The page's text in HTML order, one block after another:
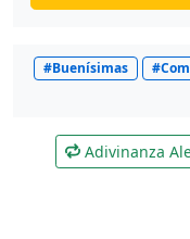
#Buenísimas
Adivinanza